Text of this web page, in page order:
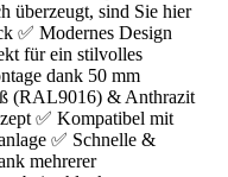
überzeugt, sind Sie hier
✅ Modernes Design
für ein stilvolles
dank 50 mm
(RAL9016) & Anthrazit
✅ Kompatibel mit
✅ Schnelle &
mehrerer